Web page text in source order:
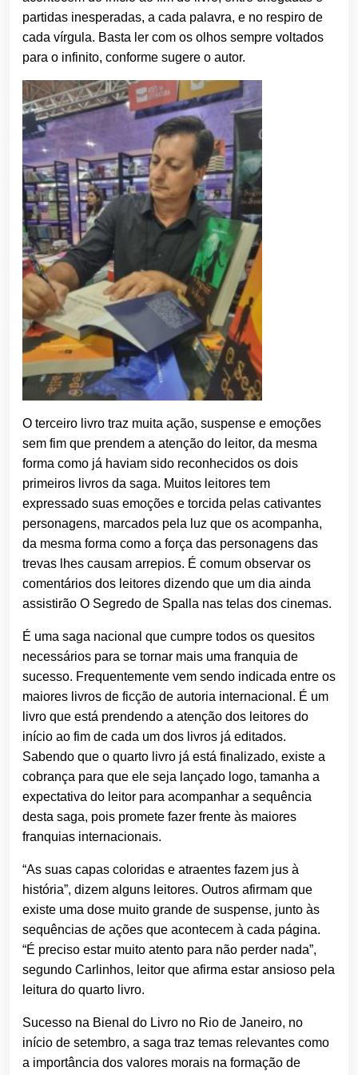
partidas inesperadas, a cada palavra, e no respiro de
cada vírgula. Basta ler com os olhos sempre voltados
para o infinito, conforme sugere o autor.
O terceiro livro traz muita ação, suspense e emoções
sem fim que prendem a atenção do leitor, da mesma
forma como já haviam sido reconhecidos os dois
primeiros livros da saga. Muitos leitores tem
expressado suas emoções e torcida pelas cativantes
personagens, marcados pela luz que os acompanha,
da mesma forma como a força das personagens das
trevas lhes causam arrepios. É comum observar os
comentários dos leitores dizendo que um dia ainda
assistirão O Segredo de Spalla nas telas dos cinemas.
É uma saga nacional que cumpre todos os quesitos
necessários para se tornar mais uma franquia de
sucesso. Frequentemente vem sendo indicada entre os
maiores livros de ficção de autoria internacional. É um
livro que está prendendo a atenção dos leitores do
início ao fim de cada um dos livros já editados.
Sabendo que o quarto livro já está finalizado, existe a
cobrança para que ele seja lançado logo, tamanha a
expectativa do leitor para acompanhar a sequência
desta saga, pois promete fazer frente às maiores
franquias internacionais.
“As suas capas coloridas e atraentes fazem jus à
história”, dizem alguns leitores. Outros afirmam que
existe uma dose muito grande de suspense, junto às
sequências de ações que acontecem à cada página.
“É preciso estar muito atento para não perder nada”,
segundo Carlinhos, leitor que afirma estar ansioso pela
leitura do quarto livro.
Sucesso na Bienal do Livro no Rio de Janeiro, no
início de setembro, a saga traz temas relevantes como
a importância dos valores morais na formação de